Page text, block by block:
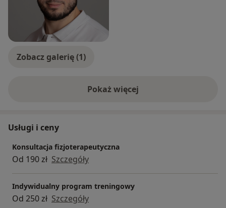
Zobacz galerię (1)
Pokaż więcejo doświadczeniu
Usługi i ceny
Konsultacja fizjoterapeutyczna
Od 190 zł Szczegóły
Indywidualny program treningowy
Od 250 zł Szczegóły